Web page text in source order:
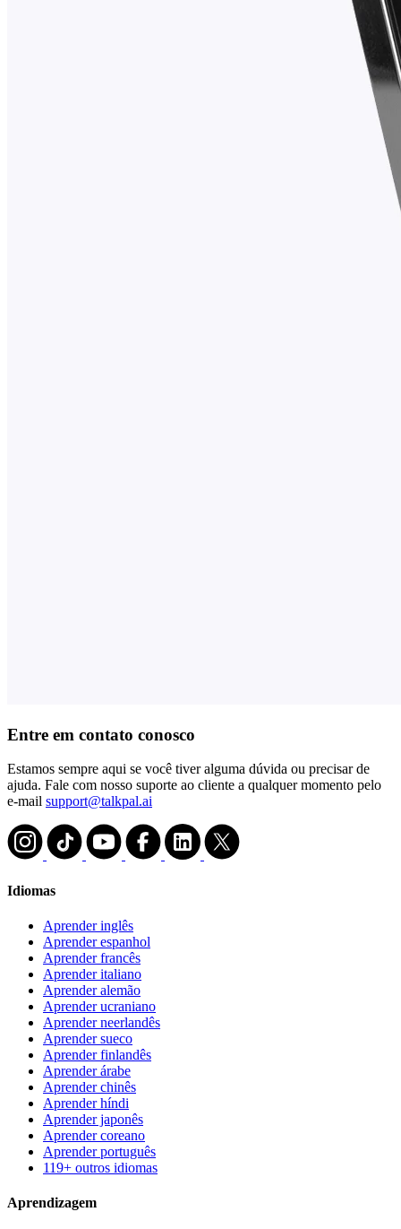
Entre em contato conosco
Estamos sempre aqui se você tiver alguma dúvida ou precisar de
ajuda. Fale com nosso suporte ao cliente a qualquer momento pelo
e-mail support@talkpal.ai
Idiomas
Aprender inglês
Aprender espanhol
Aprender francês
Aprender italiano
Aprender alemão
Aprender ucraniano
Aprender neerlandês
Aprender sueco
Aprender finlandês
Aprender árabe
Aprender chinês
Aprender híndi
Aprender japonês
Aprender coreano
Aprender português
119+ outros idiomas
Aprendizagem